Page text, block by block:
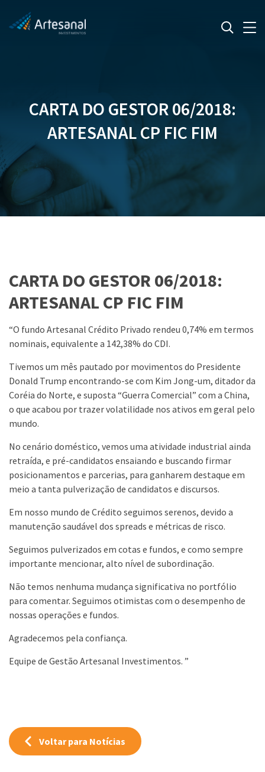
CARTA DO GESTOR 06/2018:
ARTESANAL CP FIC FIM
CARTA DO GESTOR 06/2018:
ARTESANAL CP FIC FIM
“O fundo Artesanal Crédito Privado rendeu 0,74% em termos
nominais, equivalente a 142,38% do CDI.
Tivemos um mês pautado por movimentos do Presidente
Donald Trump encontrando-se com Kim Jong-um, ditador da
Coréia do Norte, e suposta “Guerra Comercial” com a China,
o que acabou por trazer volatilidade nos ativos em geral pelo
mundo.
No cenário doméstico, vemos uma atividade industrial ainda
retraída, e pré-candidatos ensaiando e buscando firmar
posicionamentos e parcerias, para ganharem destaque em
meio a tanta pulverização de candidatos e discursos.
Em nosso mundo de Crédito seguimos serenos, devido a
manutenção saudável dos spreads e métricas de risco.
Seguimos pulverizados em cotas e fundos, e como sempre
importante mencionar, alto nível de subordinação.
Não temos nenhuma mudança significativa no portfólio
para comentar. Seguimos otimistas com o desempenho de
nossas operações e fundos.
Agradecemos pela confiança.
Equipe de Gestão Artesanal Investimentos. ”
Voltar para Notícias